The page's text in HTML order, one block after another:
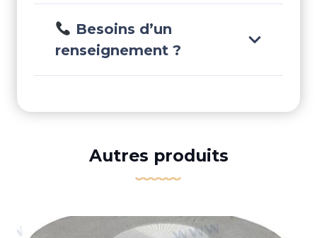
Besoins d’un
renseignement ?
Autres produits